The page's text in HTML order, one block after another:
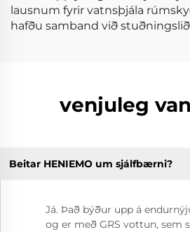
lausnum fyrir vatnsþjála
hafðu samband við
venjuleg
Beitar HENIEMO um sjálfbærni?
Já. Það býður upp á
og er með GRS vottun, sem